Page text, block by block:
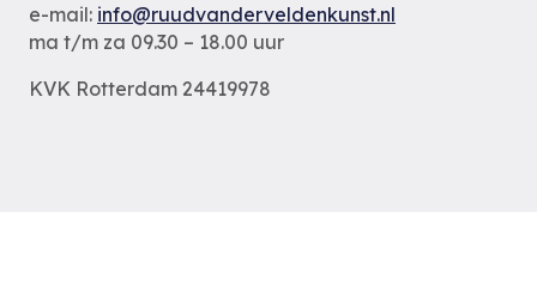
e-mail: info@ruudvanderveldenkunst.nl
ma t/m za 09.30 – 18.00 uur
KVK Rotterdam 24419978